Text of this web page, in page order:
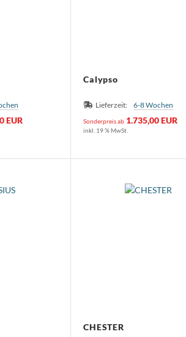
EUR
Calypso
Lieferzeit: 6-8 Wochen
Sonderpreis ab 1.735,00 EUR
inkl. 19 % MwSt.
CHESTER